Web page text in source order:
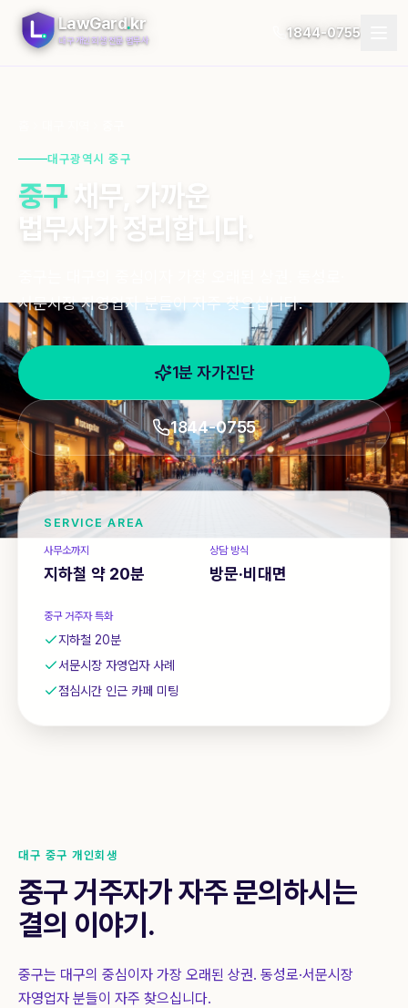
LawGard.kr
대구 개인회생 전문 법무사 1844-0755
개인파산
절차
지역
후기
상담 신청1844-0755
대구광역시 중구
중구채무, 가까운
법무사가 정리합니다.
서문시장 자영업자 분들이 자주 찾으십니다.
1분 자가진단
1844-0755
SERVICE AREA
사무소까지
지하철 약 20분
상담 방식
방문·비대면
중구거주자 특화
지하철 20분
서문시장 자영업자 사례
점심시간 인근 카페 미팅
대구 중구 개인회생
중구거주자가 자주 문의하시는
결의 이야기.
중구는 대구의 중심이자 가장 오래된 상권. 동성로·서문시장
자영업자 분들이 자주 찾으십니다.